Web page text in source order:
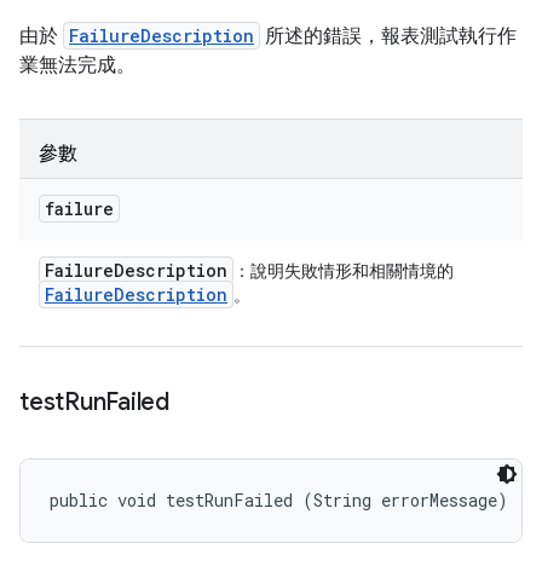
由於 FailureDescription 所述的錯誤，報表測試執行作
業無法完成。
參數
failure
FailureDescription ：說明失敗情形和相關情境的
FailureDescription 。
testRunFailed
public void testRunFailed (String errorMessage)